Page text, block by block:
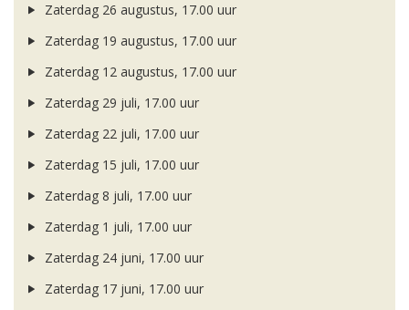
Zaterdag 26 augustus, 17.00 uur
Zaterdag 19 augustus, 17.00 uur
Zaterdag 12 augustus, 17.00 uur
Zaterdag 29 juli, 17.00 uur
Zaterdag 22 juli, 17.00 uur
Zaterdag 15 juli, 17.00 uur
Zaterdag 8 juli, 17.00 uur
Zaterdag 1 juli, 17.00 uur
Zaterdag 24 juni, 17.00 uur
Zaterdag 17 juni, 17.00 uur